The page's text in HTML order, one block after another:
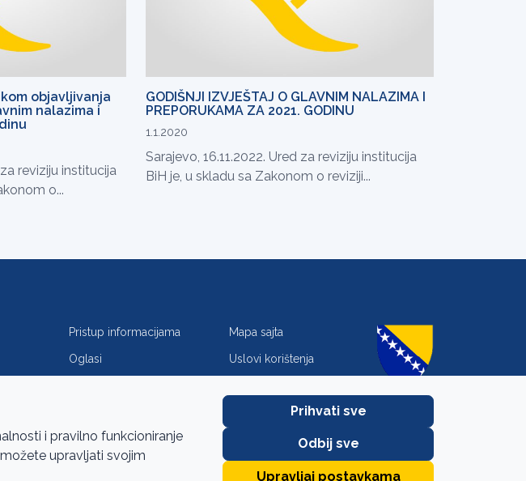
objavljivanja
nalazima i
reviziju institucija
o...
GODIŠNJI IZVJEŠTAJ O GLAVNIM NALAZIMA I
PREPORUKAMA ZA 2021. GODINU
1.1.2020
Sarajevo, 16.11.2022. Ured za reviziju institucija
BiH je, u skladu sa Zakonom o reviziji...
Pristup informacijama Mapa sajta
Oglasi Uslovi korištenja
i pravilno funkcioniranje
upravljati svojim
Prihvati sve
Odbij sve
Upravljaj postavkama